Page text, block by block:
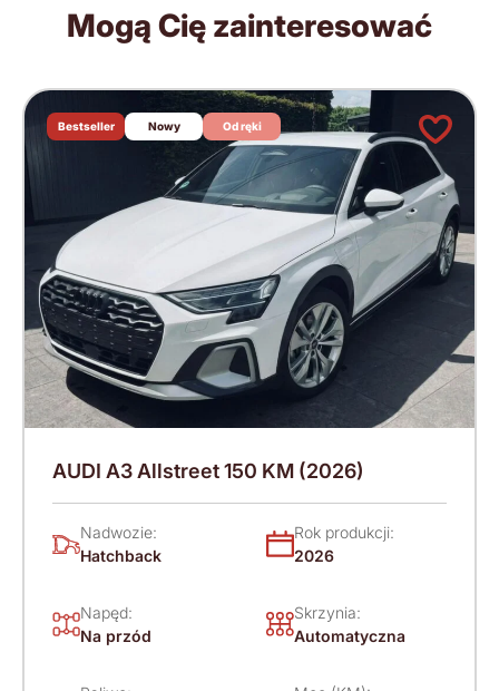
Mogą Cię zainteresować
Bestseller Nowy Od ręki
AUDI A3 Allstreet 150 KM (2026)
Nadwozie:
Hatchback
Rok produkcji:
2026
Napęd:
Na przód
Skrzynia:
Automatyczna